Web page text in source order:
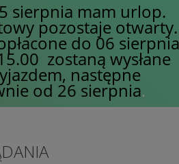
sierpnia mam urlop.
pozostaje
do 06 sierpnia
zostaną wysłane
następne
od 26 sierpnia.